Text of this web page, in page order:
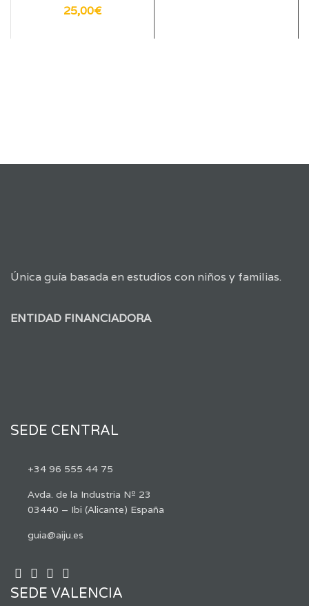
25,00€
Única guía basada en estudios con niños y familias.
ENTIDAD FINANCIADORA
SEDE CENTRAL
+34 96 555 44 75
Avda. de la Industria Nº 23
03440 – Ibi (Alicante) España
guia@aiju.es
SEDE VALENCIA